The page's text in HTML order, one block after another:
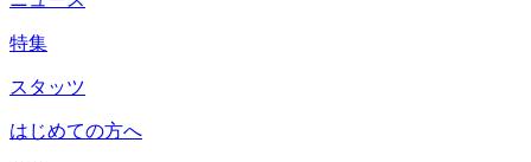
特集
スタッツ
はじめての方へ